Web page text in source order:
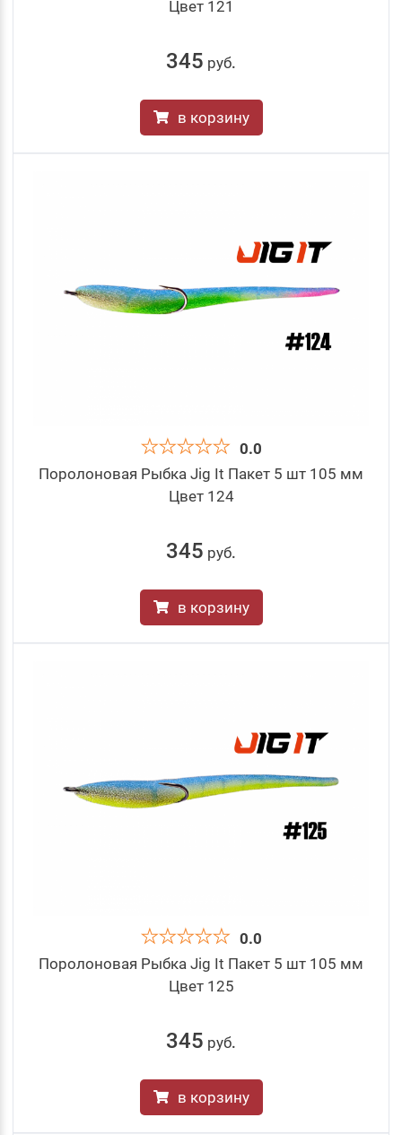
Цвет 121
345 руб.
в корзину
0.0
Поролоновая Рыбка Jig It Пакет 5 шт 105 мм
Цвет 124
345 руб.
в корзину
0.0
Поролоновая Рыбка Jig It Пакет 5 шт 105 мм
Цвет 125
345 руб.
в корзину